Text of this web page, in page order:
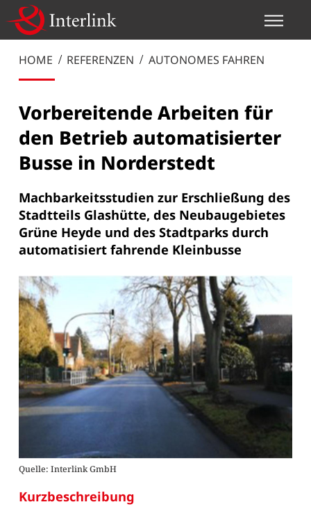
HOME REFERENZEN AUTONOMES FAHREN
Vorbereitende Arbeiten für
den Betrieb automatisierter
Busse in Norderstedt
Machbarkeitsstudien zur Erschließung des
Stadtteils Glashütte, des Neubaugebietes
Grüne Heyde und des Stadtparks durch
automatisiert fahrende Kleinbusse
Quelle: Interlink GmbH
Kurzbeschreibung